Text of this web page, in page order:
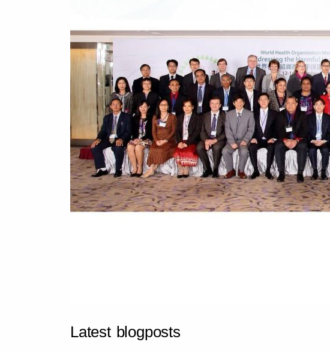
Latest blogposts